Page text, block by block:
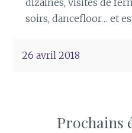
dizaines, visites de
soirs, dancefloor… et
26 avril 2018
Prochains